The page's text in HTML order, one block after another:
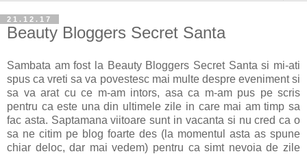
21.12.17
Beauty Bloggers Secret Santa
Sambata am fost la Beauty Bloggers Secret Santa si mi-ati
spus ca vreti sa va povestesc mai multe despre eveniment si
sa va arat cu ce m-am intors, asa ca m-am pus pe scris
pentru ca este una din ultimele zile in care mai am timp sa
fac asta. Saptamana viitoare sunt in vacanta si nu cred ca o
sa ne citim pe blog foarte des (la momentul asta as spune
chiar deloc, dar mai vedem) pentru ca simt nevoia de zile